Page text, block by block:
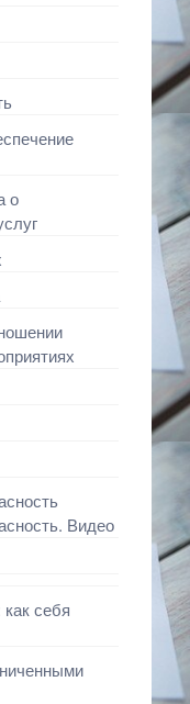
о
Видео
себя